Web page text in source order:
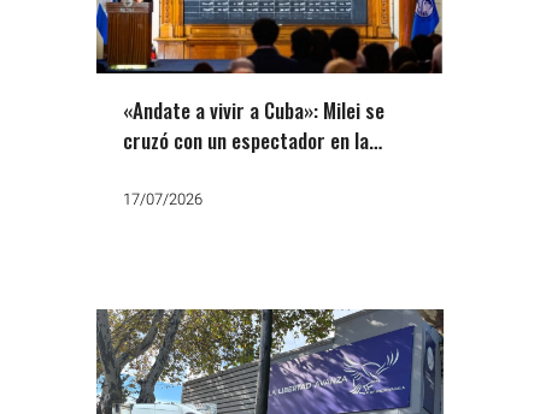
«Andate a vivir a Cuba»: Milei se
cruzó con un espectador en la
17/07/2026